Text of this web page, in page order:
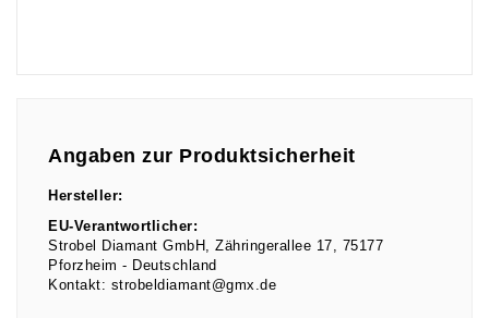
Angaben zur Produktsicherheit
Hersteller:
EU-Verantwortlicher:
Strobel Diamant GmbH
Zähringerallee 17
75177
Pforzheim
Deutschland
Kontakt: strobeldiamant@gmx.de